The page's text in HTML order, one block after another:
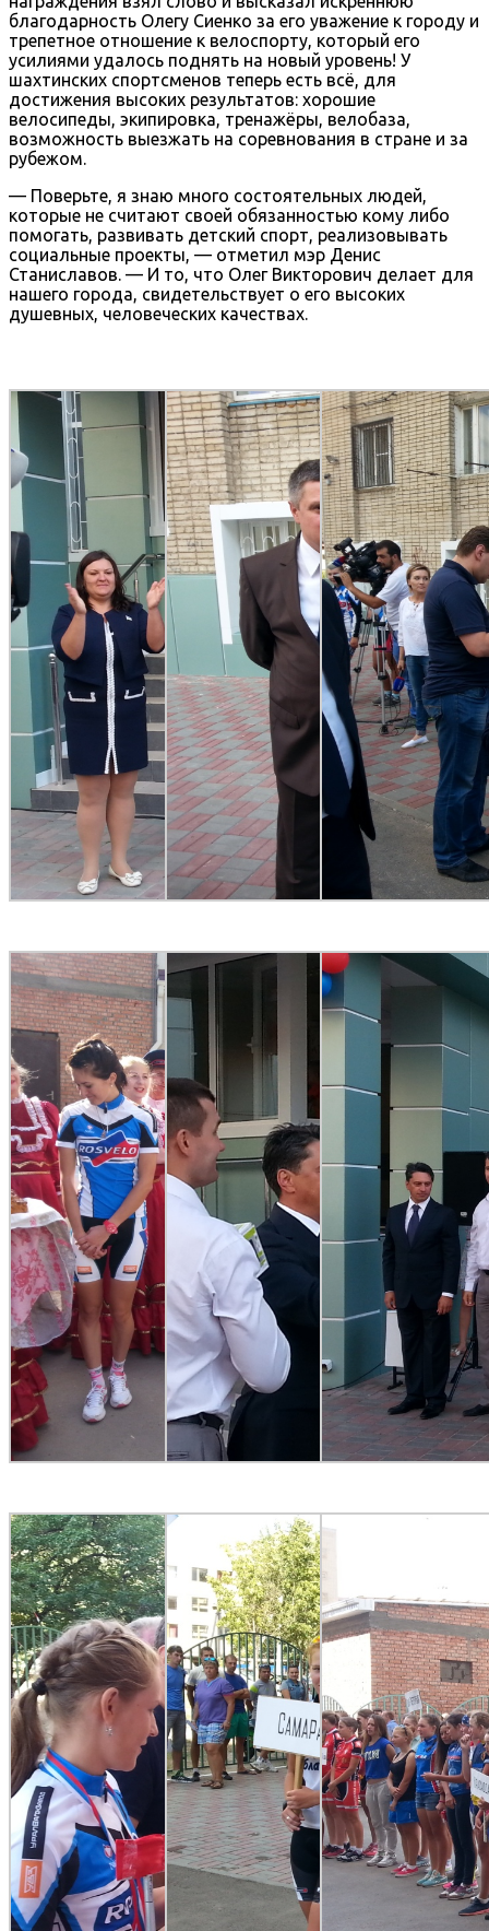
благодарность Олегу Сиенко за его уважение к городу и
трепетное отношение к велоспорту, который его
усилиями удалось поднять на новый уровень! У
шахтинских спортсменов теперь есть всё, для
достижения высоких результатов: хорошие
велосипеды, экипировка, тренажёры, велобаза,
возможность выезжать на соревнования в стране и за
рубежом.
— Поверьте, я знаю много состоятельных людей,
которые не считают своей обязанностью кому либо
помогать, развивать детский спорт, реализовывать
социальные проекты, — отметил мэр Денис
Станиславов. — И то, что Олег Викторович делает для
нашего города, свидетельствует о его высоких
душевных, человеческих качествах.